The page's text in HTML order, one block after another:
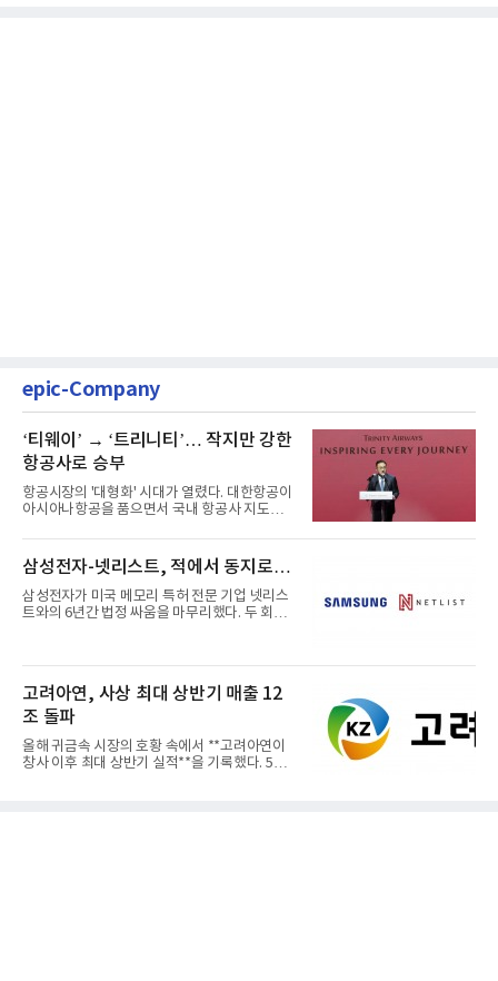
epic-Company
‘티웨이’ → ‘트리니티’… 작지만 강한
항공사로 승부
항공시장의 '대형화' 시대가 열렸다. 대한항공이
아시아나항공을 품으면서 국내 항공사 지도가
삼성전자-넷리스트, 적에서 동지로…
삼성전자가 미국 메모리 특허 전문 기업 넷리스
트와의 6년간 법정 싸움을 마무리했다. 두 회사
고려아연, 사상 최대 상반기 매출 12
조 돌파
올해 귀금속 시장의 호황 속에서 **고려아연이
창사 이후 최대 상반기 실적**을 기록했다. 5일